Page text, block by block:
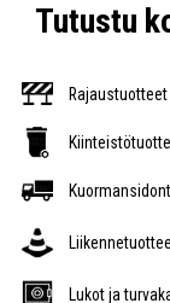
Tutustu
Rajaustuotteet
Lukot ja